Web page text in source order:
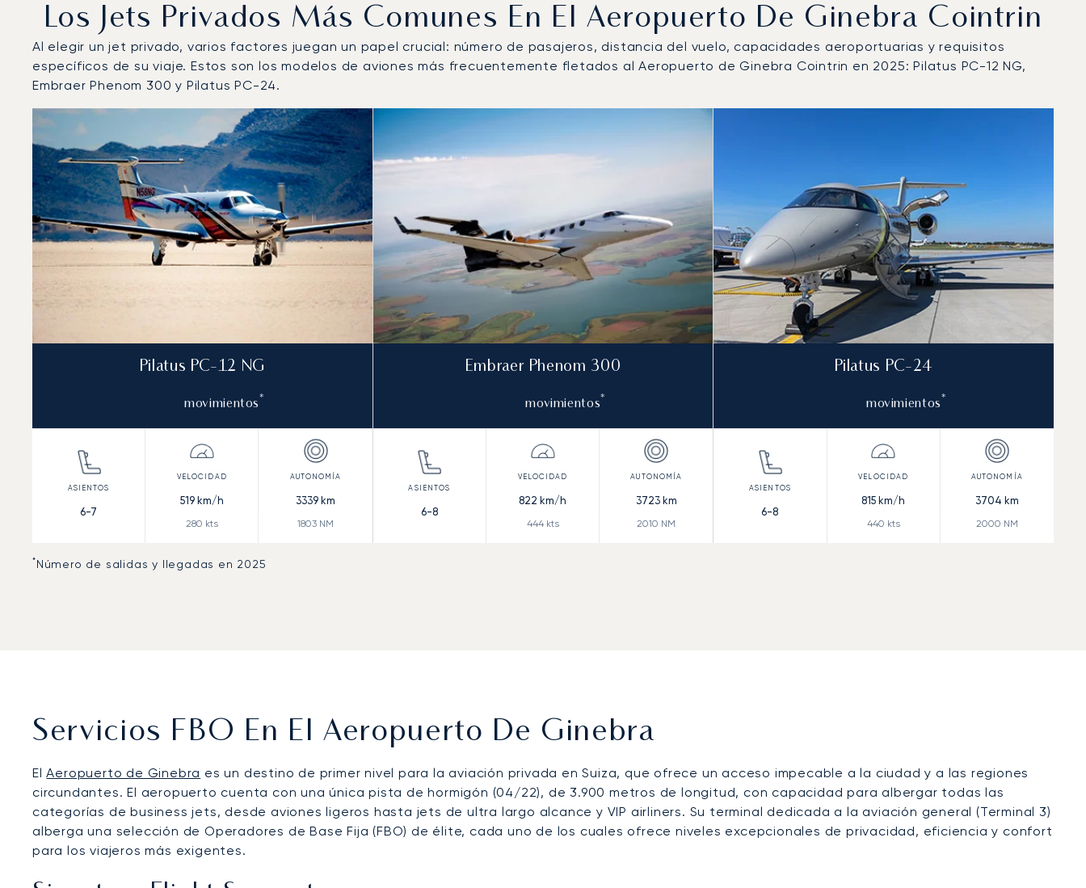
Los Jets Privados Más Comunes En El Aeropuerto De Ginebra Cointrin
Al elegir un jet privado, varios factores juegan un papel crucial: número de pasajeros, distancia del vuelo, capacidades aeroportuarias y requisitos
específicos de su viaje. Estos son los modelos de aviones más frecuentemente fletados al Aeropuerto de Ginebra Cointrin en 2025: Pilatus PC-12 NG,
Embraer Phenom 300 y Pilatus PC-24.
Aeropuerto de Ginebra Cointrin : Los 3 modelos de aeronave más operados por número de movimientos de vuelo en 2025
Foto de la aeronave Modelo de aeronaveMovimientos de vuelo en 2025
Asientos
Velocidad (km/h)
Velocidad (nudos)
Autonomía (km)
Autonomía (NM)
Pilatus PC-12 NG
movimientos *
6-7
519km/h
280 kts
3339 km
1803 NM
Embraer Phenom 300
movimientos *
6-8
822 km/h
444kts
3723km
2010 NM
Pilatus PC-24
movimientos *
6-8
815 km/h
440 kts
3704 km
2000 NM
*Número de salidas y llegadas en 2025
Servicios FBO En El Aeropuerto De Ginebra
ElAeropuerto de Ginebra es un destino de primer nivel para la aviación privada en Suiza, que ofrece un acceso impecable a la ciudad y a las regiones
circundantes. El aeropuerto cuenta con una única pista de hormigón (04/22), de 3.900 metros de longitud, con capacidad para albergar todas las
categorías de business jets, desde aviones ligeros hasta jets de ultra largo alcance y VIP airliners. Su terminal dedicada a la aviación general (Terminal 3)
alberga una selección de Operadores de Base Fija (FBO) de élite, cada uno de los cuales ofrece niveles excepcionales de privacidad, eficiencia y confort
para los viajeros más exigentes.